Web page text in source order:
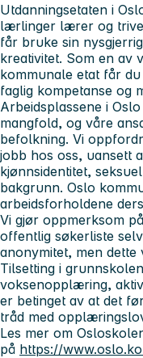
Utdanningsetaten i
lærlinger lærer og
får bruke sin
kreativitet. Som en av
kommunale etat får
faglig kompetanse og
Arbeidsplassene i
mangfold, og våre
befolkning. Vi
jobb hos oss, uansett
kjønnsidentitet,
bakgrunn. Oslo
arbeidsforholdene
Vi gjør oppmerksom
offentlig søkerliste
anonymitet, men
Tilsetting i
voksenopplæring,
er betinget av at det
tråd med
Les mer om
på https://